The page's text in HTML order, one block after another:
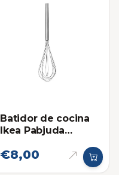
Batidor de cocina
Ikea Pabjuda
€8,00